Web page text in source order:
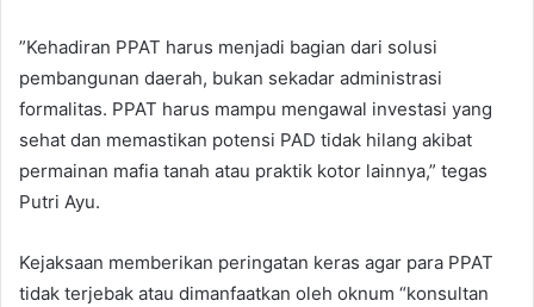
​”Kehadiran PPAT harus menjadi bagian dari solusi
pembangunan daerah, bukan sekadar administrasi
formalitas. PPAT harus mampu mengawal investasi yang
sehat dan memastikan potensi PAD tidak hilang akibat
permainan mafia tanah atau praktik kotor lainnya,” tegas
Putri Ayu.
​Kejaksaan memberikan peringatan keras agar para PPAT
tidak terjebak atau dimanfaatkan oleh oknum “konsultan